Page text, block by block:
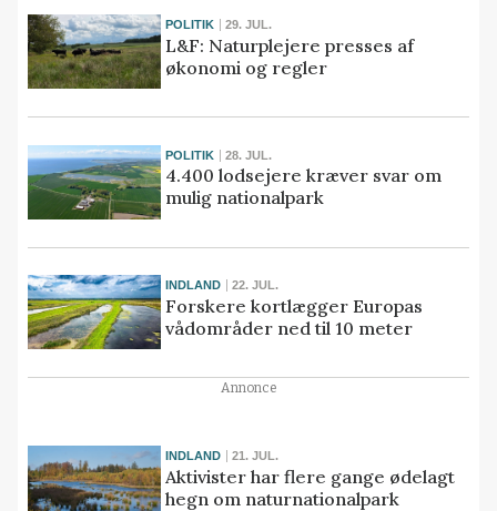
POLITIK 29. JUL.
L&F: Naturplejere presses af
økonomi og regler
POLITIK 28. JUL.
4.400 lodsejere kræver svar om
mulig nationalpark
INDLAND 22. JUL.
Forskere kortlægger Europas
vådområder ned til 10 meter
Annonce
INDLAND 21. JUL.
Aktivister har flere gange ødelagt
hegn om naturnationalpark